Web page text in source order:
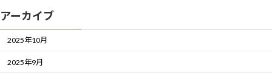
アーカイブ
2025年10月
2025年9月